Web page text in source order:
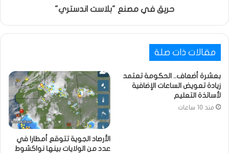
حريق في مصنع "بلاست اندستري"
مقالات ذات صلة
بعشرة أضعاف.. الحكومة تعتمد
زيادة تعويض الساعات الإضافية
لأساتذة التعليم
منذ 10 ساعات
الأرصاد الجوية تتوقع أمطارا في
عدد من الولايات بينها نواكشوط